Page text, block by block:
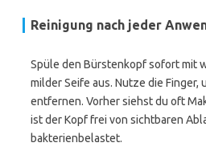
Reinigung nach jeder
Spüle den Bürstenkopf sofort mit
milder Seife aus. Nutze die Finger,
entfernen. Vorher siehst du oft
ist der Kopf frei von sichtbaren
bakterienbelastet.